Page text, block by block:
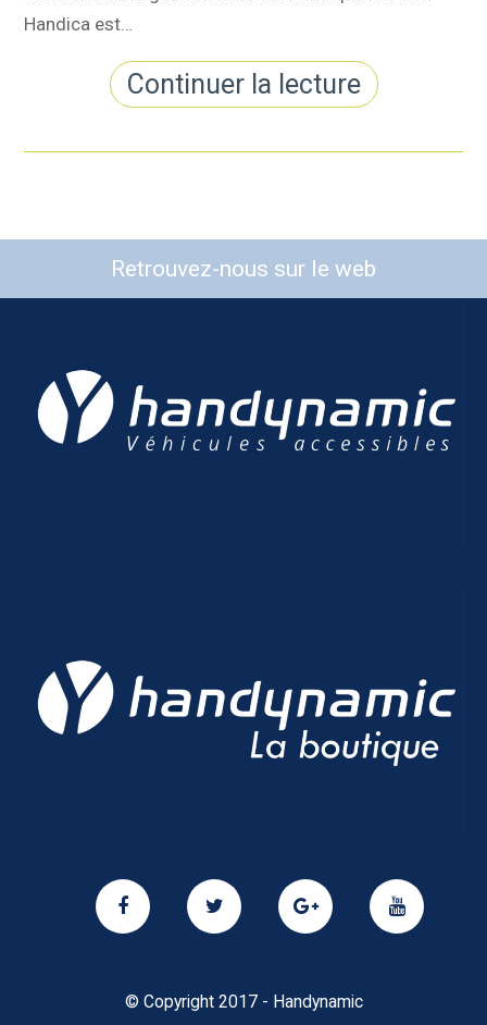
Handica est…
Continuer la lecture
Retrouvez-nous sur le web
© Copyright 2017 - Handynamic